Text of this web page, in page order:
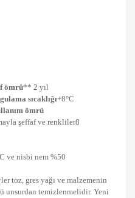
ömrü** 2 yıl
sıcaklığı+8°C
ömrü
şeffaf ve renkliler8
ve nisbi nem %50
toz, gres yağı ve malzemenin
unsurdan temizlenmelidir. Yeni